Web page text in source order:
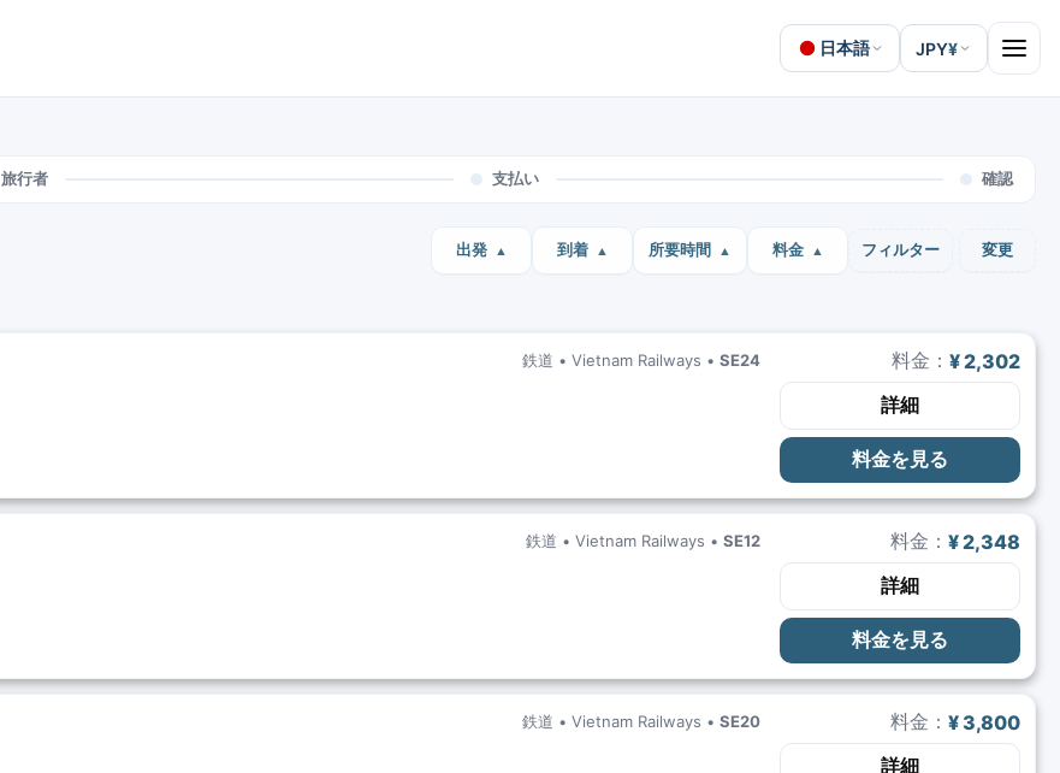
日本語 JPY¥ Open
旅行者 支払い 確認
出発 到着 所要時間 料金 フィルター 変更
鉄道 • Vietnam Railways • SE24 料金： ¥ 2,302
詳細
料金を見る
鉄道 • Vietnam Railways • SE12 料金： ¥ 2,348
詳細
料金を見る
鉄道 • Vietnam Railways • SE20 料金： ¥ 3,800
詳細